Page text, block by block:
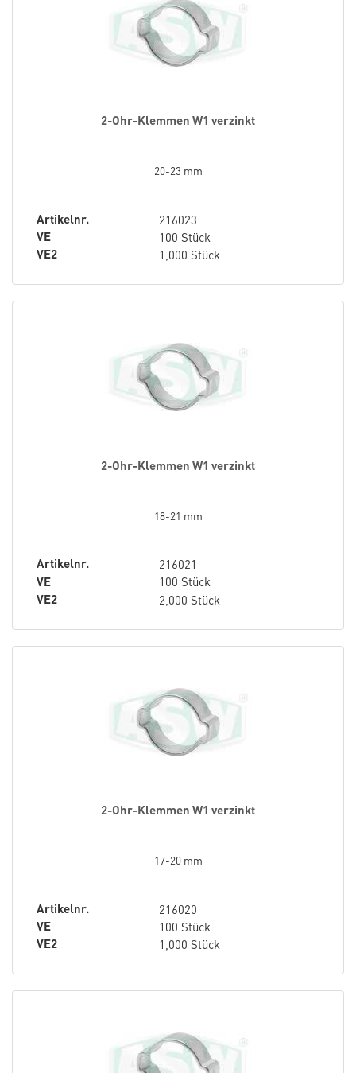
2-Ohr-Klemmen W1 verzinkt
20-23 mm
Artikelnr.
216023
VE
100 Stück
VE2
1,000 Stück
2-Ohr-Klemmen W1 verzinkt
18-21 mm
Artikelnr.
216021
VE
100 Stück
VE2
2,000 Stück
2-Ohr-Klemmen W1 verzinkt
17-20 mm
Artikelnr.
216020
VE
100 Stück
VE2
1,000 Stück